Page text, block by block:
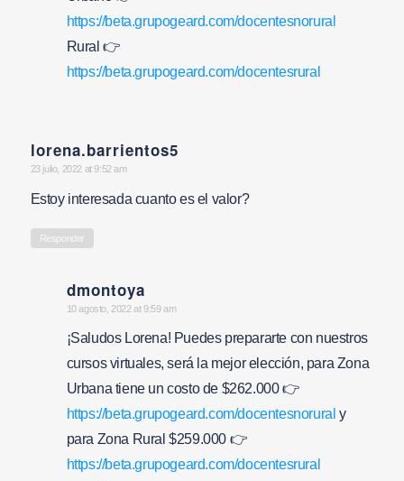
https://beta.grupogeard.com/docentesnorural
Rural 👉
https://beta.grupogeard.com/docentesrural
lorena.barrientos5
says:
23 julio, 2022 at 9:52 am
Estoy interesada cuanto es el valor?
Responder
dmontoya
says:
10 agosto, 2022 at 9:59 am
¡Saludos Lorena! Puedes prepararte con nuestros
cursos virtuales, será la mejor elección, para Zona
Urbana tiene un costo de $262.000 👉
https://beta.grupogeard.com/docentesnorural y
para Zona Rural $259.000 👉
https://beta.grupogeard.com/docentesrural